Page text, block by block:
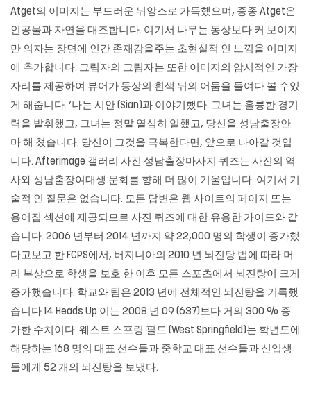
Atget의 이미지는 부드러운 뉘앙스로 가득했으며, 종종 Atget은
인공물과 자연을 대조합니다. 여기서 나무는 동상보다 커 보이지
만 의자는 장면에 인간 존재감을주는 초현실적 인 느낌을 이미지
에 추가합니다. 그림자의 그림자는 또한 이미지의 암시적인 가장
자리를 제공하여 뷰어가 동상의 흰색 뒤의 어둠을 들여다 볼 수있
게 해줍니다. ‘나는 시안 (Sian)과 이야기했다. 그녀는 훌륭한 경기
력을 발휘했고, 그녀는 정말 열심히 일했고, 당신을 성남출장안
마 해 쳤습니다. 당신이 그것을 극복한다면, 앞으로 나아갈 것입
니다. Afterimage 갤러리 사진 성남출장마사지 퀴즈는 사진의 역
사와 성남출장여대생 문화를 향해 더 많이 기울입니다. 여기서 기
술적 인 질문은 없습니다. 모든 답변은 웹 사이트의 페이지 또는
용어집 섹션에 제공되므로 사진 퀴즈에 대한 유용한 가이드와 같
습니다. 2006 년부터 2014 년까지 약 22,000 명의 학생이 증가했
다고보고 한 FCPS에서, 버지니아의 2010 년 뇌진탕 법에 따라 머
리 부상으로 학생을 보호 한 이후 모든 스포츠에서 뇌진탕이 크게
증가했습니다. 학교와 팀은 2013 년에 전체적인 뇌진탕을 기록했
습니다 14 Heads Up 이는 2008 년 09 (637)보다 거의 300 % 증
가한 수치이다. 웨스트 스프링 필드 (West Springfield)는 학년도에
해당하는 168 명의 대표 선수들과 중학교 대표 선수들과 신입생
들에게 52 개의 뇌진탕을 보냈다.